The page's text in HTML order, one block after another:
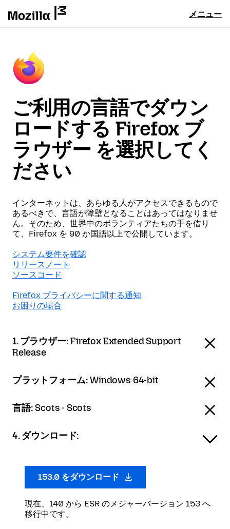
メニュー
ご利用の言語でダウン
ロードする Firefox ブ
ラウザー を選択してく
ださい
インターネットは、あらゆる人がアクセスできるもので
あるべきで、言語が障壁となることはあってはなりませ
ん。そのため、世界中のボランティアたちの手を借り
て、Firefox を 90 か国語以上で公開しています。
システム要件を確認
リリースノート
ソースコード
Firefox プライバシーに関する通知
お困りの場合
1. ブラウザー:Firefox Extended Support
Release
プラットフォーム:Windows 64-bit
言語: Scots - Scots
4. ダウンロード:
153.0 をダウンロード
現在、140 から ESR のメジャーバージョン 153 へ
移行中です。